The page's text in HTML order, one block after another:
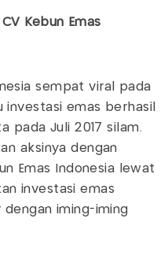
Kebun Emas
sempat viral pada
investasi emas berhasil
pada Juli 2017 silam.
aksinya dengan
Emas Indonesia lewat
investasi emas
iming-iming